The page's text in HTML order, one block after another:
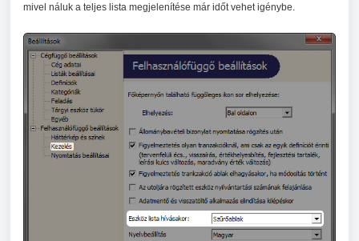
mivel náluk a teljes lista megjelenítése már időt vehet igénybe.